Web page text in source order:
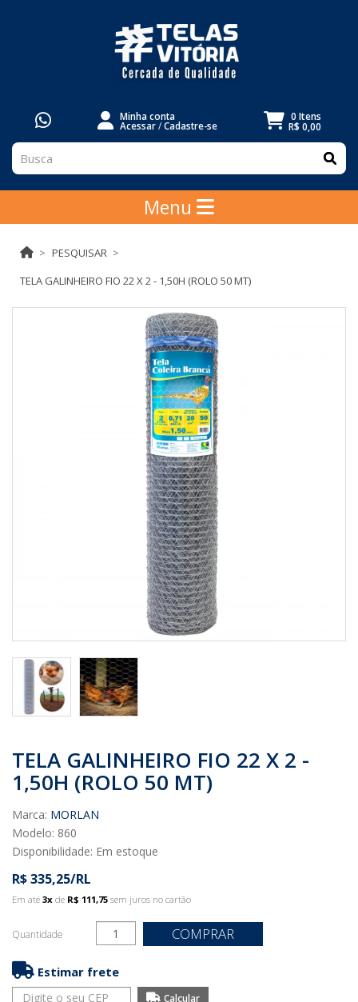
Minha conta
Acessar/Cadastre-se
0 Itens
R$ 0,00
Menu
PESQUISAR
TELA GALINHEIRO FIO 22 X 2 - 1,50H (ROLO 50 MT)
TELA GALINHEIRO FIO 22 X 2 -
1,50H (ROLO 50 MT)
Marca: MORLAN
Modelo: 860
Disponibilidade: Em estoque
R$ 335,25/RL
Em até 3x de R$ 111,75 sem juros no cartão
Quantidade COMPRAR
Estimar frete